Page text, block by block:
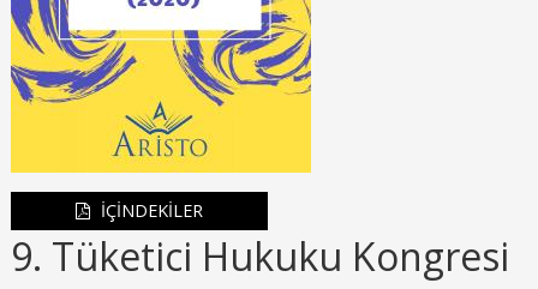
İÇİNDEKİLER
9. Tüketici Hukuku Kongresi